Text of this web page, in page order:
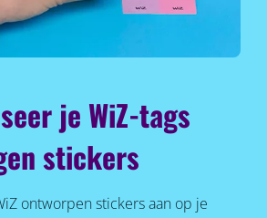
je WiZ-tags
stickers
ontworpen stickers aan op je